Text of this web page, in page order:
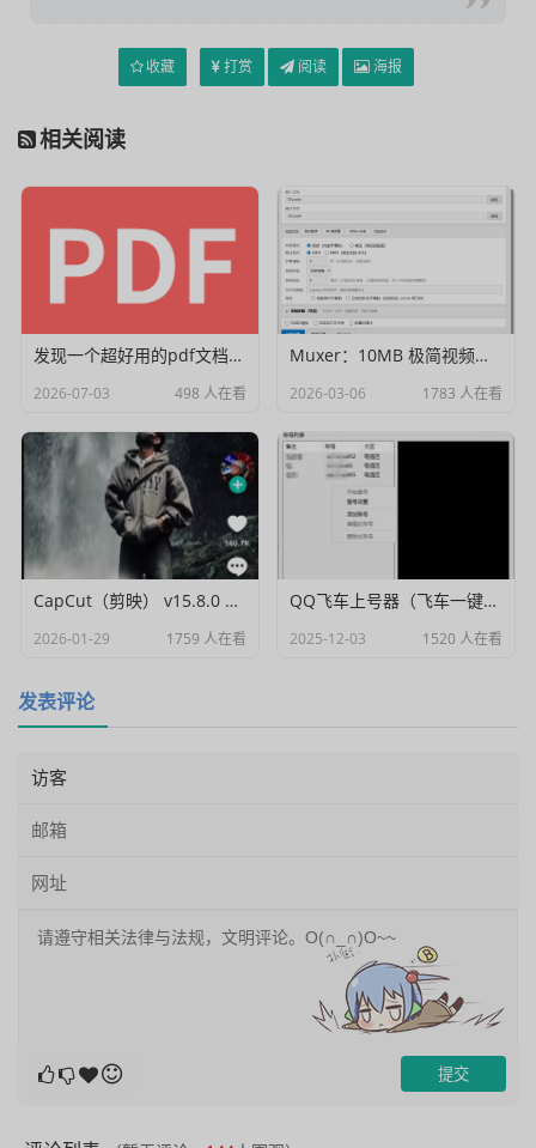
收藏 打赏 阅读 海报
相关阅读
发现一个超好用的pdf文档编辑器
2026-07-03 498 人在看
Muxer：10MB 极简视频字幕批量封装工具 (单文件/绿色版)
2026-03-06 1783 人在看
CapCut（剪映） v15.8.0 国际高级会员解锁破解版
2026-01-29 1759 人在看
QQ飞车上号器（飞车一键登号器）V1.0
2025-12-03 1520 人在看
发表评论